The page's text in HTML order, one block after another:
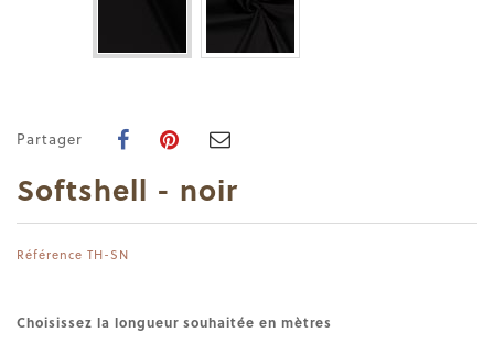
Partager
Softshell - noir
Référence TH-SN
Choisissez la longueur souhaitée en mètres